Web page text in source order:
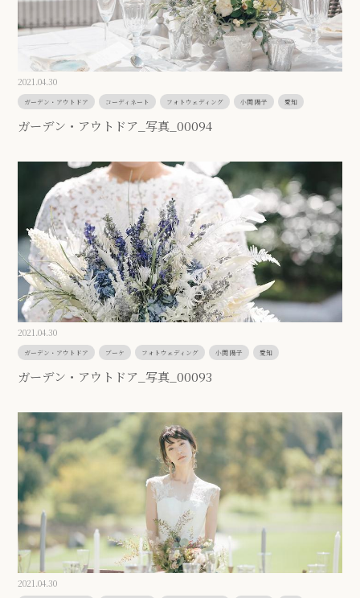
2021.04.30
ガーデン・アウトドア コーディネート フォトウェディング 小関 陽子 愛知
ガーデン・アウトドア_写真_00094
2021.04.30
ガーデン・アウトドア ブーケ フォトウェディング 小関 陽子 愛知
ガーデン・アウトドア_写真_00093
2021.04.30